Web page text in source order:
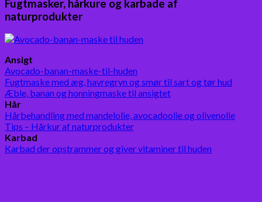
Fugtmasker, hårkure og karbade af
naturprodukter
Ansigt
Avocado-banan-maske-til-huden
Fugtmaske med æg, havregryn og smør til sart og tør hud
Æble, banan og honningmaske til ansigtet
Hår
Hårbehandling med mandelolie, avocadoolie og olivenolie
Tips – Hårkur af naturprodukter
Karbad
Karbad der opstrammer og giver vitaminer til huden